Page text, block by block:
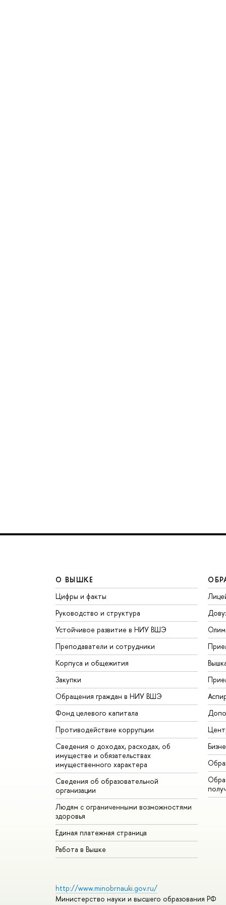
О ВЫШКЕ
Цифры и факты
Руководство и структура
Устойчивое развитие в НИУ ВШЭ
Преподаватели и сотрудники
Корпуса и общежития
Закупки
Обращения граждан в НИУ ВШЭ
Фонд целевого капитала
Противодействие коррупции
Сведения о доходах, расходах, об
имуществе и обязательствах
имущественного характера
Сведения об образовательной
организации
Людям с ограниченными возможностями
здоровья
Единая платежная страница
Работа в Вышке
http://www.minobrnauki.gov.ru/
Министерство науки и высшего образования РФ